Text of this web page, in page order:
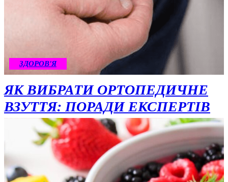
ЗДОРОВ'Я
ЯК ВИБРАТИ ОРТОПЕДИЧНЕ
ВЗУТТЯ: ПОРАДИ ЕКСПЕРТІВ